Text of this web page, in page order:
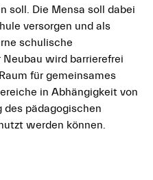
soll. Die Mensa soll dabei
versorgen und als
schulische
wird barrierefrei
für gemeinsames
in Abhängigkeit von
des pädagogischen
werden können.